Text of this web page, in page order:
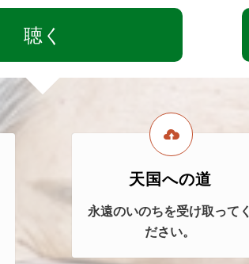
聴く
天国への道
永遠のいのちを受け取ってく
ださい。